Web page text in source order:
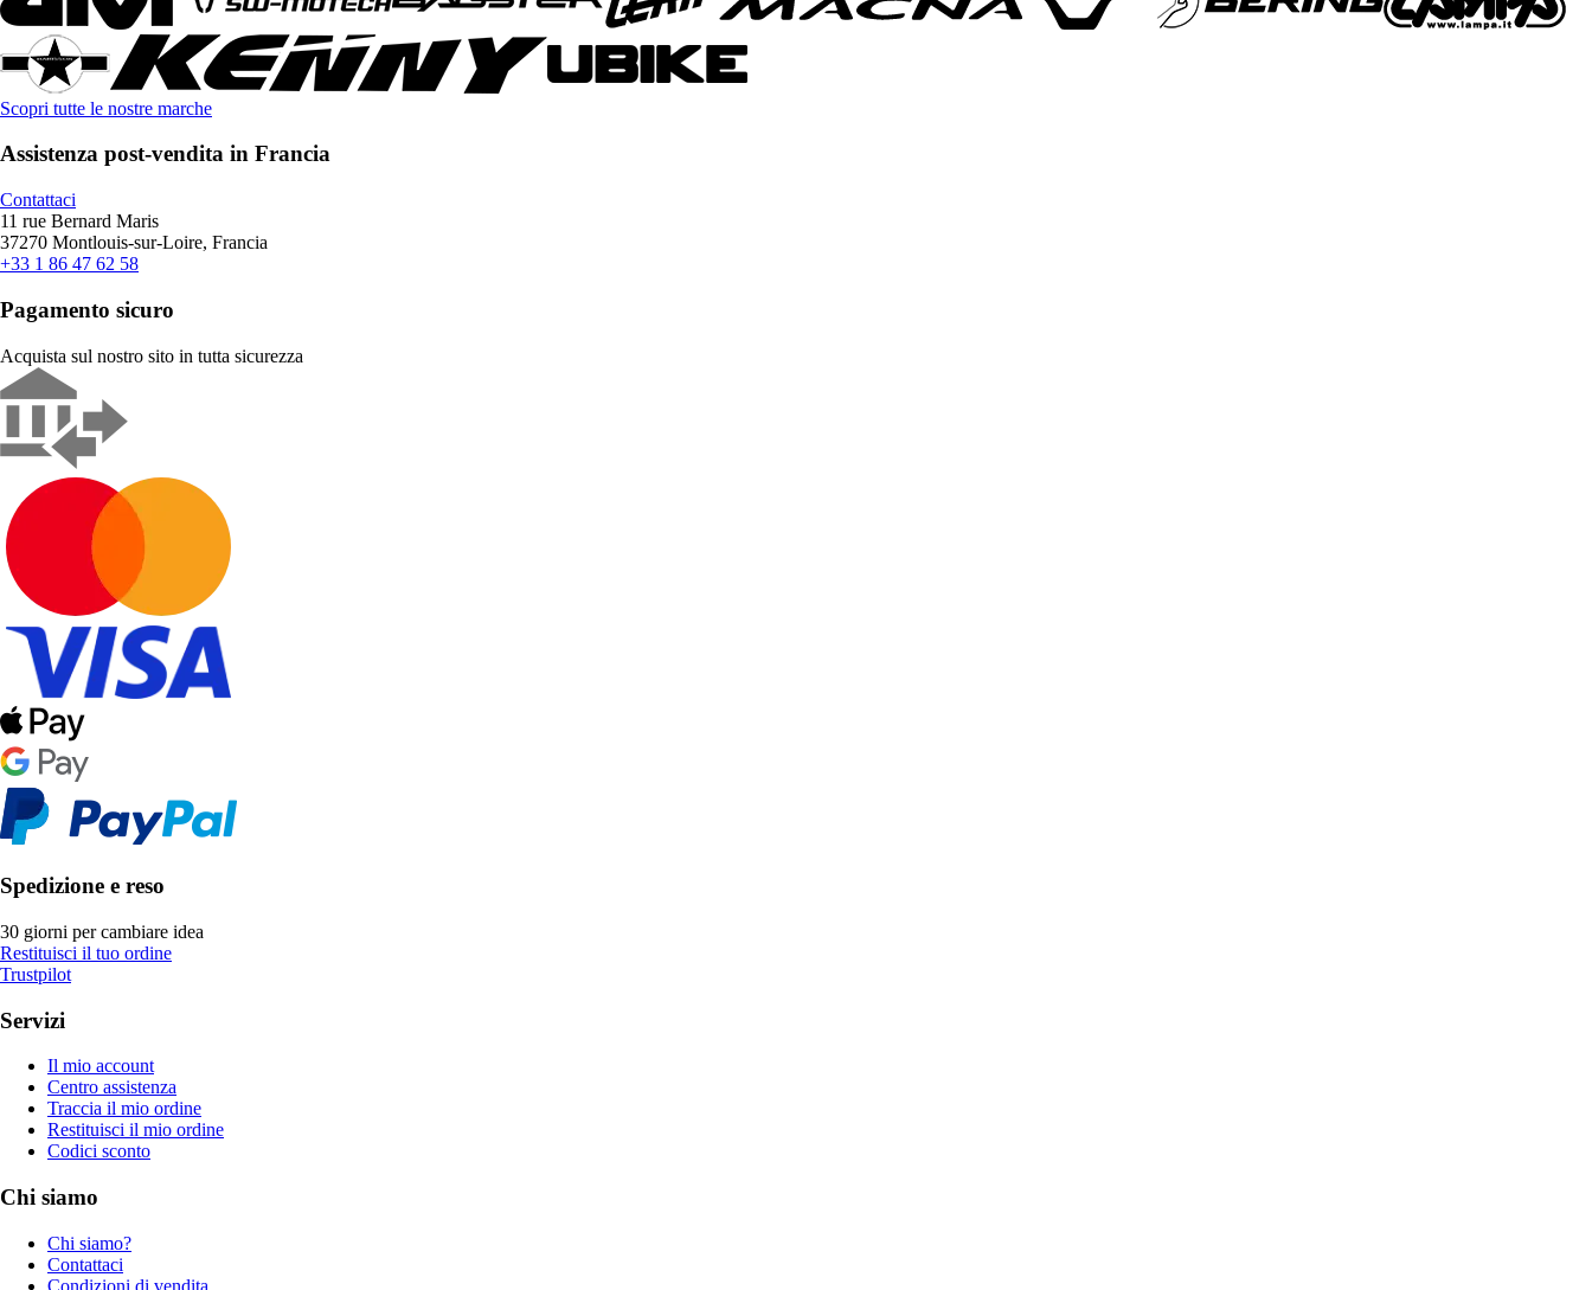
Scopri tutte le nostre marche
Assistenza post-vendita in Francia
Contattaci
11 rue Bernard Maris
37270 Montlouis-sur-Loire, Francia
+33 1 86 47 62 58
Pagamento sicuro
Acquista sul nostro sito in tutta sicurezza
Spedizione e reso
30 giorni per cambiare idea
Restituisci il tuo ordine
Trustpilot
Servizi
Il mio account
Centro assistenza
Traccia il mio ordine
Restituisci il mio ordine
Codici sconto
Chi siamo
Chi siamo?
Contattaci
Condizioni di vendita